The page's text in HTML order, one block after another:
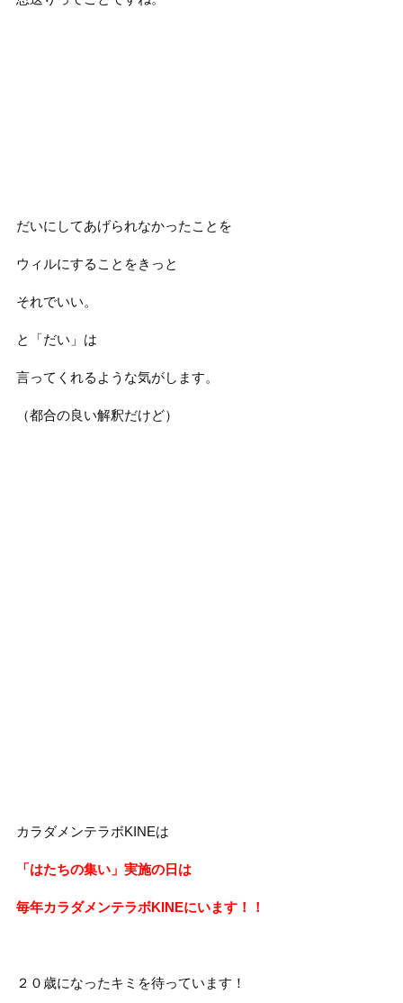
だいにしてあげられなかったことを
ウィルにすることをきっと
それでいい。
と「だい」は
言ってくれるような気がします。
（都合の良い解釈だけど）
カラダメンテラボKINEは
「はたちの集い」実施の日は
毎年カラダメンテラボKINEにいます！！
２０歳になったキミを待っています！